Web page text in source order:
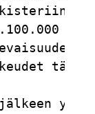
tästä
jälkeen